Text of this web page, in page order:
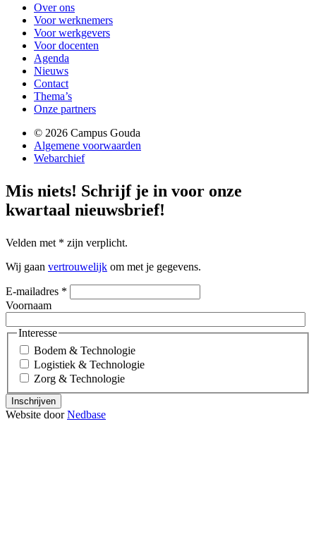
Over ons
Voor werknemers
Voor werkgevers
Voor docenten
Agenda
Nieuws
Contact
Thema’s
Onze partners
© 2026 Campus Gouda
Algemene voorwaarden
Webarchief
Mis niets! Schrijf je in voor onze
kwartaal nieuwsbrief!
Velden met * zijn verplicht.
Wij gaan vertrouwelijk om met je gegevens.
E-mailadres *
Voornaam
Interesse
Bodem & Technologie
Logistiek & Technologie
Zorg & Technologie
Inschrijven
Website doorNedbase